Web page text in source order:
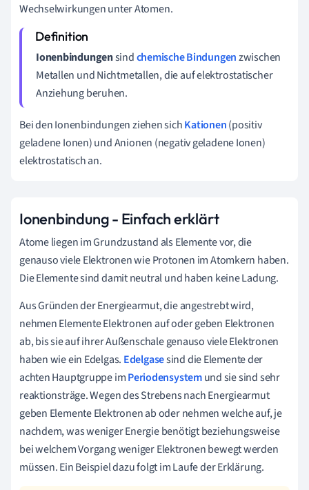
Wechselwirkungen unter Atomen.
Ionenbindungensindchemische Bindungenzwischen
Metallen und Nichtmetallen, die auf elektrostatischer
Anziehung beruhen.
Bei denIonenbindungenziehen sichKationen(positiv
geladene Ionen) undAnionen (negativ geladene Ionen)
elektrostatisch an.
Ionenbindung - Einfach erklärt
Atome liegen im Grundzustand als Elemente vor, die
genauso viele Elektronen wie Protonen im Atomkern haben.
Die Elemente sind damit neutral und haben keine Ladung.
Aus Gründen der Energiearmut, die angestrebt wird,
nehmen Elemente Elektronen auf oder geben Elektronen
ab, bis sie auf ihrer Außenschale genauso viele Elektronen
haben wie ein Edelgas. Edelgasesind die Elemente der
achten Hauptgruppe imPeriodensystemund sie sind sehr
reaktionsträge. Wegen des Strebens nach Energiearmut
geben Elemente Elektronen ab oder nehmen welche auf, je
nachdem, was weniger Energie benötigt beziehungsweise
bei welchem Vorgang weniger Elektronen bewegt werden
müssen. Ein Beispiel dazu folgt im Laufe der Erklärung.